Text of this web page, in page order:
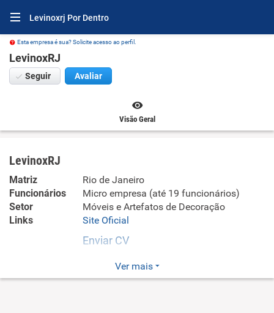
Levinoxrj Por Dentro
Esta empresa é sua? Solicite acesso ao perfil.
LevinoxRJ
Seguir Avaliar
Visão Geral
LevinoxRJ
Matriz
Rio de Janeiro
Funcionários
Micro empresa (até 19 funcionários)
Setor
Móveis e Artefatos de Decoração
Links
Site Oficial
Enviar CV
Nosso objetivo é trazer soluções em aço inox para melhor
desempenho no trabalho realizado nas cozinhas
Ver mais